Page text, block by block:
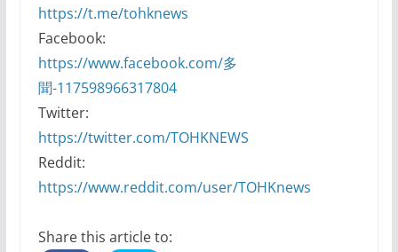
https://t.me/tohknews
Facebook:
https://www.facebook.com/多
聞-117598966317804
Twitter:
https://twitter.com/TOHKNEWS
Reddit:
https://www.reddit.com/user/TOHKnews
Share this article to: